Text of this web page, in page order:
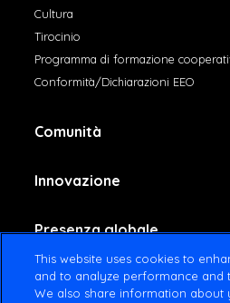
Cultura
Tirocinio
Programma di formazione
Conformità/Dichiarazioni EEO
Comunità
Innovazione
Presenza globale
Contattaci
This website uses cookies to
and to analyze performance and
We also share information about